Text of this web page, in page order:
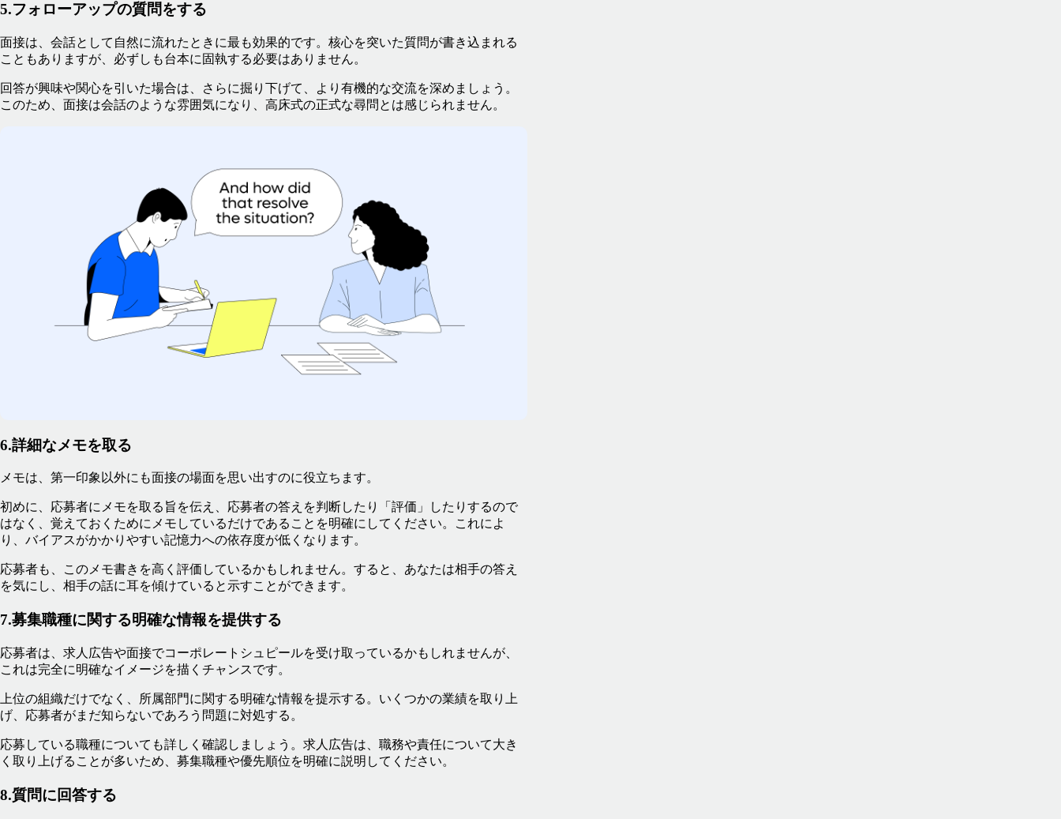
5.フォローアップの質問をする
面接は、会話として自然に流れたときに最も効果的です。核心を突いた質問が書き込まれる
こともありますが、必ずしも台本に固執する必要はありません。
回答が興味や関心を引いた場合は、さらに掘り下げて、より有機的な交流を深めましょう。
このため、面接は会話のような雰囲気になり、高床式の正式な尋問とは感じられません。
6.詳細なメモを取る
メモは、第一印象以外にも面接の場面を思い出すのに役立ちます。
初めに、応募者にメモを取る旨を伝え、応募者の答えを判断したり「評価」したりするので
はなく、覚えておくためにメモしているだけであることを明確にしてください。これによ
り、バイアスがかかりやすい記憶力への依存度が低くなります。
応募者も、このメモ書きを高く評価しているかもしれません。すると、あなたは相手の答え
を気にし、相手の話に耳を傾けていると示すことができます。
7.募集職種に関する明確な情報を提供する
応募者は、求人広告や面接でコーポレートシュピールを受け取っているかもしれませんが、
これは完全に明確なイメージを描くチャンスです。
上位の組織だけでなく、所属部門に関する明確な情報を提示する。いくつかの業績を取り上
げ、応募者がまだ知らないであろう問題に対処する。
応募している職種についても詳しく確認しましょう。求人広告は、職務や責任について大き
く取り上げることが多いため、募集職種や優先順位を明確に説明してください。
8.質問に回答する